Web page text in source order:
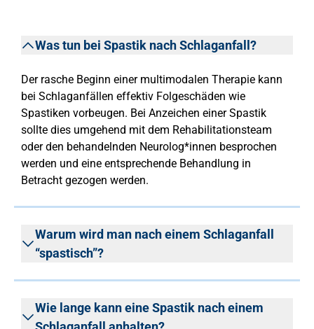
Was tun bei Spastik nach Schlaganfall?
Der rasche Beginn einer multimodalen Therapie kann
bei Schlaganfällen effektiv Folgeschäden wie
Spastiken vorbeugen. Bei Anzeichen einer Spastik
sollte dies umgehend mit dem Rehabilitationsteam
oder den behandelnden Neurolog*innen besprochen
werden und eine entsprechende Behandlung in
Betracht gezogen werden.
Warum wird man nach einem Schlaganfall
“spastisch”?
Wie lange kann eine Spastik nach einem